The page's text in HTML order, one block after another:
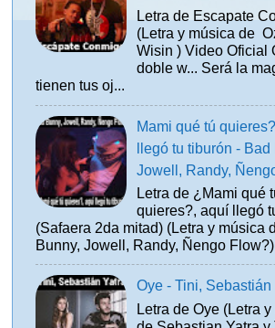
Letra de Escapate
(Letra y música de
Wisin ) Video Oficial
doble w... Será la
tienen tus oj...
Mami qué tú
llegó tu tiburón - Bad
Jowell, Randy,
Letra de ¿Mami qué
quieres?, aquí llegó
(Safaera 2da mitad) (Letra y música
Bunny, Jowell, Randy, Ñengo Flow?)
Oye - Tini, Sebastián
Letra de Oye (Letra